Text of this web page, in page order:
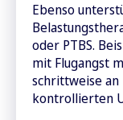
Ebenso
oder PTBS.
mit Flugangst
schrittweise an
kontrollierten